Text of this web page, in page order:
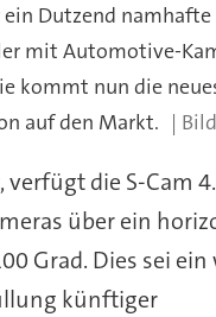
Dutzend namhafte
mit Automotive-
kommt nun die
auf den Markt.
die S-Cam
über ein
Grad. Dies sei
künftiger